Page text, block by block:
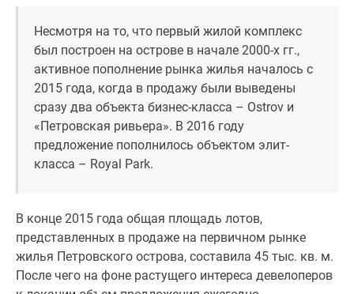
новостроек
Семейная
ипотека
Аналитика
рынка
Панорамы
новостроек
комнатные
Мнение
эксперта
Студии
Ипотечный
Несмотря на то, что первый жилой комплекс
был построен на острове в начале 2000-х гг.,
активное пополнение рынка жилья началось с
2015 года, когда в продажу были выведены
сразу два объекта бизнес-класса – Ostrov и
«Петровская ривьера». В 2016 году
предложение пополнилось объектом элит-
класса – Royal Park.
В конце 2015 года общая площадь лотов,
представленных в продаже на первичном рынке
жилья Петровского острова, составила 45 тыс. кв. м.
После чего на фоне растущего интереса девелоперов